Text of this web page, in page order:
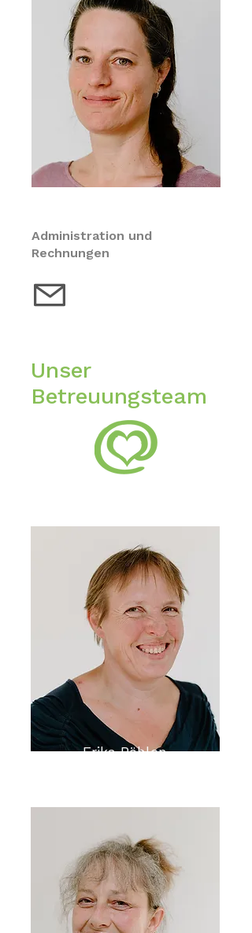
Administration und
Rechnungen
Unser
Betreuungsteam
Erika Böhlen